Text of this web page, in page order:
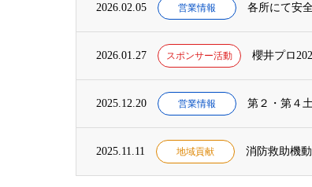
2026.02.05 営業情報 各所にて安
2026.01.27 スポンサー活動 櫻井プロ
2025.12.20 営業情報 第２・第４
2025.11.11 地域貢献 消防救助機